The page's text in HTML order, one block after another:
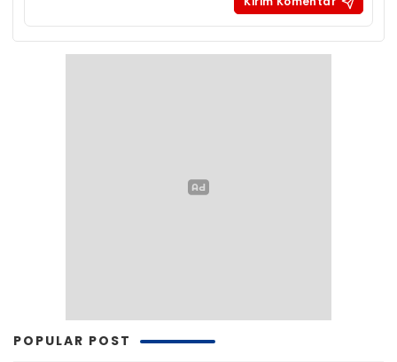
POPULAR POST